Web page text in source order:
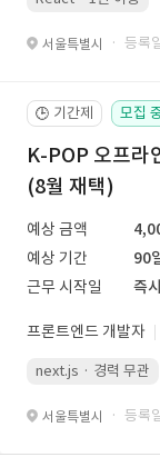
서울특별시 · 등록
🕒 기간제 모집
K-POP 오프라
(8월 재택)
예상 금액
예상 기간
90
근무 시작일
즉
프론트엔드 개발자
next.js · 경력 무관
서울특별시 · 등록